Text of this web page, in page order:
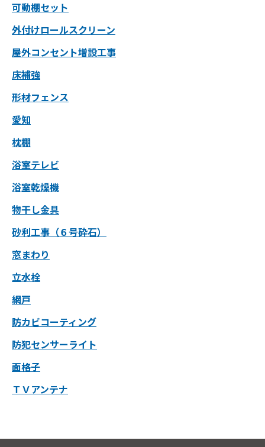
可動棚セット
外付けロールスクリーン
屋外コンセント増設工事
床補強
形材フェンス
愛知
枕棚
浴室テレビ
浴室乾燥機
物干し金具
砂利工事（６号砕石）
窓まわり
立水栓
網戸
防カビコーティング
防犯センサーライト
面格子
ＴＶアンテナ